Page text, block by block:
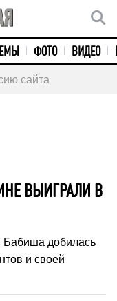
ТЕМЫ ФОТО ВИДЕО
сайта
ВЫИГРАЛИ В
Бабиша добилась
и своей